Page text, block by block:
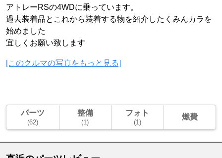
アトレーRSの4WDに乗っています。
過去装着品とこれから装着する物を紹介したくみんカラを
始めました
宜しくお願い致します
[このクルマの写真をもっと見る]
パーツ
(62)
整備
(1)
フォト
(1)
燃費